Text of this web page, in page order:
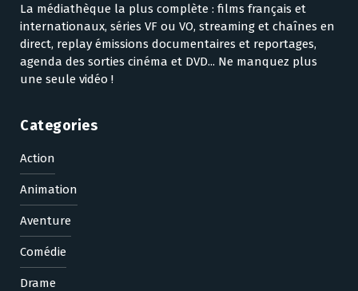
La médiathèque la plus complète : films français et
internationaux, séries VF ou VO, streaming et chaînes en
direct, replay émissions documentaires et reportages,
agenda des sorties cinéma et DVD... Ne manquez plus
une seule vidéo !
Categories
Action
Animation
Aventure
Comédie
Drame